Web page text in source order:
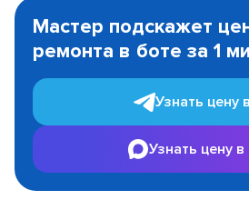
1
Мастер подскажет
ремонта в боте за 1
Узнать цену
Узнать цену в